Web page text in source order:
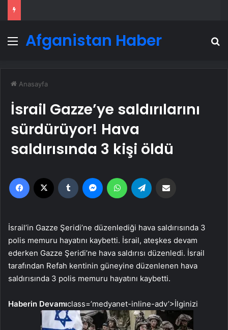
Menü
Afganistan Haber
Anasayfa
İsrail Gazze’ye saldırılarını
sürdürüyor! Hava
saldırısında 3 kişi öldü
Facebook Tumblr MessengerWhatsApp
İsrail’in Gazze Şeridi’ne düzenlediği hava saldırısında 3
polis memuru hayatını kaybetti. İsrail, ateşkes devam
ederken Gazze Şeridi’ne hava saldırısı düzenledi. İsrail
tarafından Refah kentinin güneyine düzenlenen hava
saldırısında 3 polis memuru hayatını kaybetti.
Haberin Devamıclass=’medyanet-inline-adv’>İlginizi